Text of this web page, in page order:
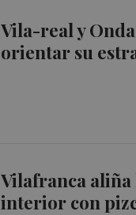
Vila-real y
orientar su
Vilafranca
interior con